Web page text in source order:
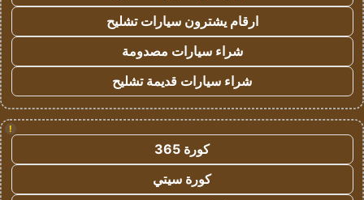
ارقام يشترون سيارات تشليح
شراء سيارات مصدومة
شراء سيارات قديمة تشليح
!
كورة 365
كورة سيتي